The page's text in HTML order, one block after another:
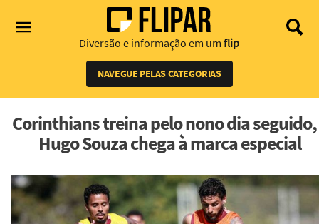
Diversão e informação em um flip
NAVEGUE PELAS CATEGORIAS
Corinthians treina pelo nono dia seguido,
Hugo Souza chega à marca especial